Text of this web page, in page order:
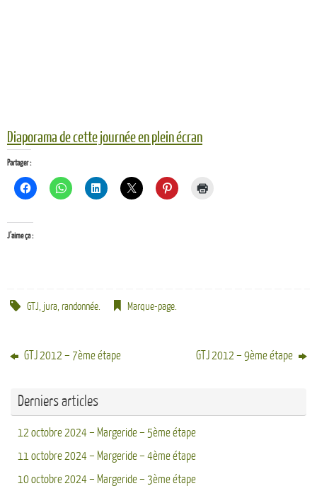
Diaporama de cette journée en plein écran
Partager :
J’aime ça :
GTJ, jura,randonnée. Marque-page.
GTJ 2012 – 7ème étape GTJ 2012 – 9ème étape
Derniers articles
12 octobre 2024 – Margeride – 5ème étape
11 octobre 2024 – Margeride – 4ème étape
10 octobre 2024 – Margeride – 3ème étape